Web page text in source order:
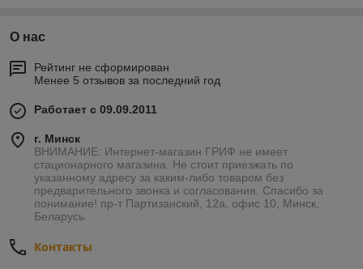
О нас
Рейтинг не сформирован
Менее 5 отзывов за последний год
Работает с 09.09.2011
г. Минск
ВНИМАНИЕ: Интернет-магазин ГРИФ не имеет
стационарного магазина. Не стоит приезжать по
указанному адресу за каким-либо товаром без
предварительного звонка и согласования. Спасибо за
понимание! пр-т Партизанский, 12а, офис 10, Минск,
Беларусь
Контакты